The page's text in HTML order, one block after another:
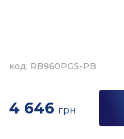
код: RB960PGS-PB
4 646 грн